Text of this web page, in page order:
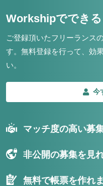
Workshipでできる
ご登録頂いたフリーランス
す。 無料登録を行って、効
い。
今
マッチ度の高い募
非公開の募集を見
無料で帳票を作れ